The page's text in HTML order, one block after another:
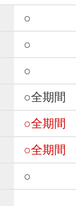
○
○
○
○全期間
○全期間
○全期間
○